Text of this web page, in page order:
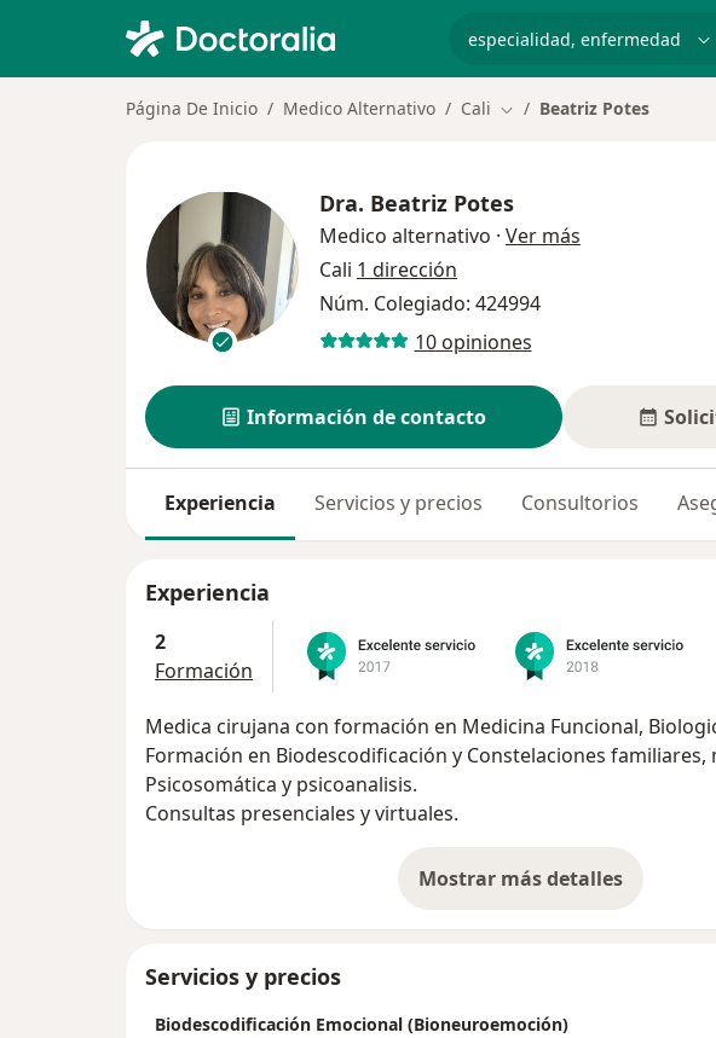
Página De Inicio Medico Alternativo Cali Cambiar de ciudad
Beatriz Potes
Dra. Beatriz Potes
Medico alternativo · Ver más
Cali 1 dirección
Núm. Colegiado: 424994
10 opiniones
Información de contacto
Experiencia Servicios y precios Consultorios
Experiencia
2
Formación
Medica cirujana con formación en Medicina Funcional,
Formación en Biodescodificación y Constelaciones familiares,
Psicosomática y psicoanalisis.
Consultas presenciales y virtuales.
Mostrar más detalles
sobre la experiencia
Servicios y precios
Biodescodificación Emocional (Bioneuroemoción)